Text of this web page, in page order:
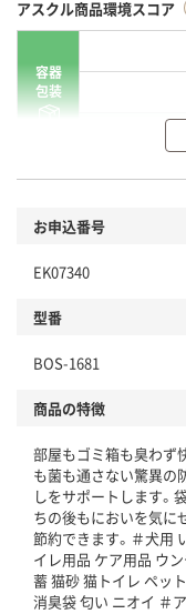
アスクル商品環境スコア
容器
包装
本体
仕組
この商品の環境配慮ポ
アスクル商品環境スコ
お申込番号
EK07340
型番
BOS-1681
商品の特徴
部屋もゴミ箱も臭わず
も菌も通さない驚異の
しをサポートします。
ちの後もにおいを気に
節約できます。＃犬用
イレ用品 ケア用品 ウ
蓄 猫砂 猫トイレ ペッ
消臭袋 匂い ニオイ ＃